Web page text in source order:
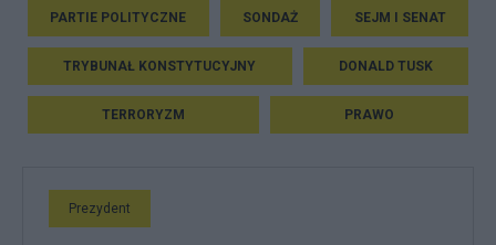
PARTIE POLITYCZNE SONDAŻ SEJM I SENAT
TRYBUNAŁ KONSTYTUCYJNY DONALD TUSK
TERRORYZM PRAWO
Prezydent